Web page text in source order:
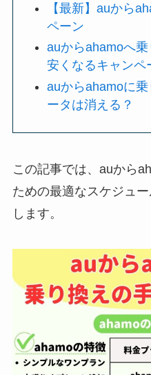
【最新】auから
ペーン
auからahamoへ
安くなるキャンペ
auからahamoに
ータは消える？
この記事では、auから
ための最適なスケジュ
します。